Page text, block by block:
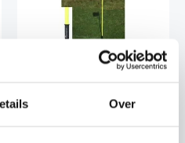
Over
Precision cornervlag